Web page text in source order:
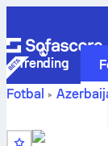
Trending
Fotbal